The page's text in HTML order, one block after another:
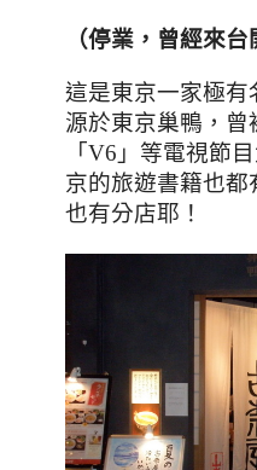
（停業，曾經來台
這是東京一家極有
源於東京巢鴨，曾
「 V6 」等電視節
京的旅遊書籍也
也有分店耶！